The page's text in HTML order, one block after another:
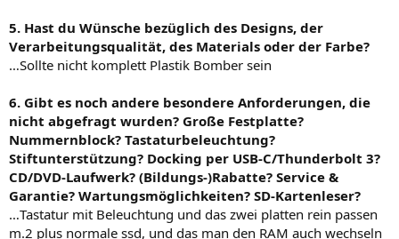
5. Hast du Wünsche bezüglich des Designs, der
Verarbeitungsqualität, des Materials oder der Farbe?
…Sollte nicht komplett Plastik Bomber sein
6. Gibt es noch andere besondere Anforderungen, die
nicht abgefragt wurden? Große Festplatte?
Nummernblock? Tastaturbeleuchtung?
Stiftunterstützung? Docking per USB-C/Thunderbolt 3?
CD/DVD-Laufwerk? (Bildungs-)Rabatte? Service &
Garantie? Wartungsmöglichkeiten? SD-Kartenleser?
…Tastatur mit Beleuchtung und das zwei platten rein passen
m.2 plus normale ssd, und das man den RAM auch wechseln